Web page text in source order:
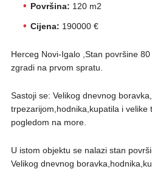
Površina: 120 m2
Cijena: 190000 €
Herceg Novi-Igalo ,Stan površine
zgradi na prvom spratu.
Sastoji se: Velikog dnevnog
trpezarijom,hodnika,kupatila i velike
pogledom na more.
U istom objektu se nalazi stan
Velikog dnevnog